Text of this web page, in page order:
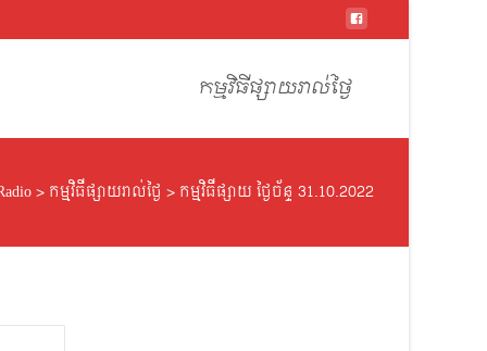
content
កម្មវិធីផ្សាយរាល់ថ្ងៃ
> កម្មវិធីផ្សាយរាល់ថ្ងៃ > កម្មវិធីផ្សាយ ថ្ងៃច័ន្ទ 31.10.2022